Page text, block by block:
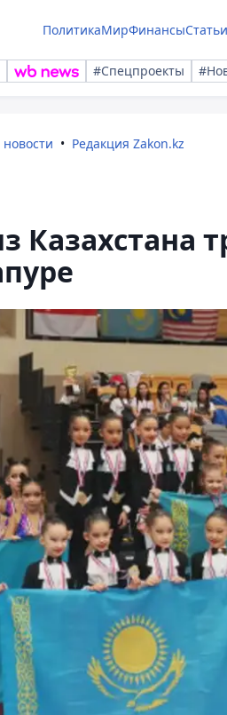
ПолитикаМирФинансыСтатьи
#Спецпроекты
новости Редакция Zakon.kz
Казахстана